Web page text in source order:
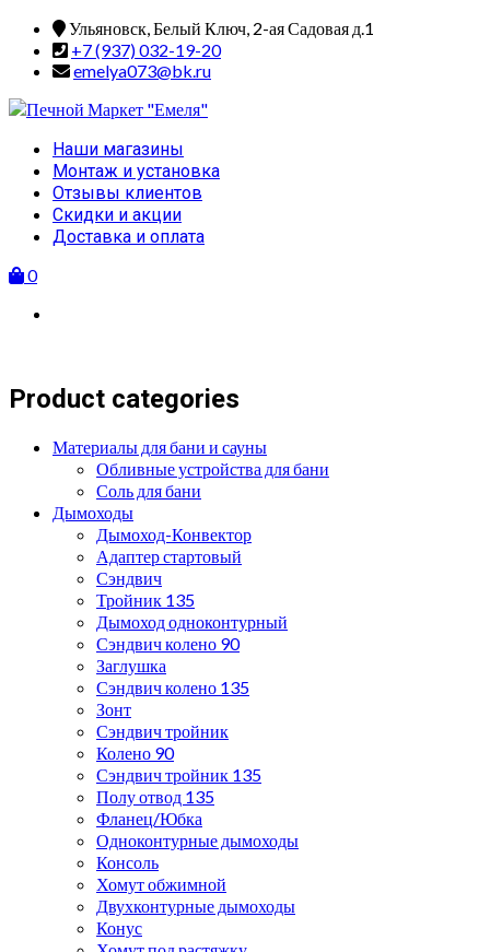
Skip
content
Ульяновск, Белый Ключ, 2-ая Садовая д.1
+7 (937) 032-19-20
emelya073@bk.ru
Primary
Menu
Наши магазины
Монтаж и установка
Отзывы клиентов
Скидки и акции
Доставка и оплата
0
Product categories
Материалы для бани и сауны
Обливные устройства для бани
Соль для бани
Дымоходы
Дымоход-Конвектор
Адаптер стартовый
Сэндвич
Тройник 135
Дымоход одноконтурный
Сэндвич колено 90
Заглушка
Сэндвич колено 135
Зонт
Сэндвич тройник
Колено 90
Сэндвич тройник 135
Полу отвод 135
Фланец/Юбка
Одноконтурные дымоходы
Консоль
Хомут обжимной
Двухконтурные дымоходы
Конус